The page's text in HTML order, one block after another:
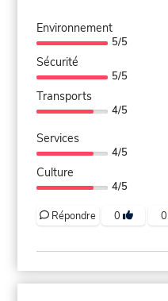
Environnement
5/5
Sécurité
5/5
Transports
4/5
Services
4/5
Culture
4/5
Répondre 0 0